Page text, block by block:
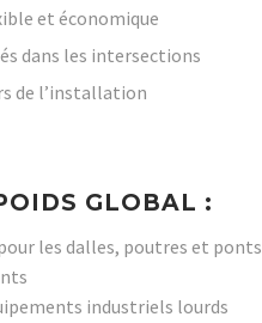
et économique
dans les intersections
de l’installation
GLOBAL :
les dalles, poutres et ponts
industriels lourds